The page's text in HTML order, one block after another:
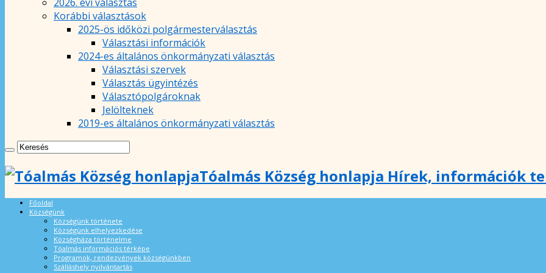
Korábbi választások
2025-ös időközi polgármesterválasztás
Választási információk
2024-es általános önkormányzati választás
Választási szervek
Választás ügyintézés
Választópolgároknak
Jelölteknek
2019-es általános önkormányzati választás
Tóalmás Község honlapja Hírek, információk
Főoldal
Községünk
Községünk története
Községünk elhelyezkedése
Községháza történelme
Tóalmás információs térképe
Programok, rendezvények községünkben
Szálláshely nyilvántartás